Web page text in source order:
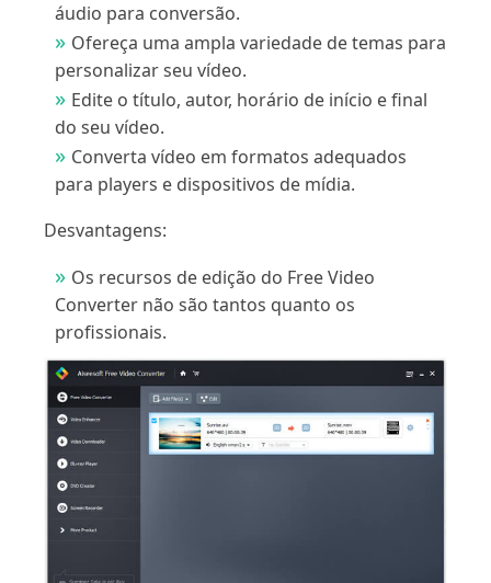
áudio para conversão.
Ofereça uma ampla variedade de temas para
personalizar seu vídeo.
Edite o título, autor, horário de início e final
do seu vídeo.
Converta vídeo em formatos adequados
para players e dispositivos de mídia.
Desvantagens:
Os recursos de edição do Free Video
Converter não são tantos quanto os
profissionais.